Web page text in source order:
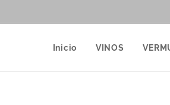
Inicio VINOS